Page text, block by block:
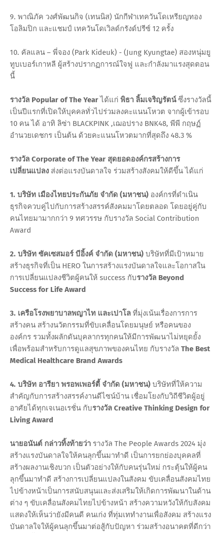
9. พาณิภัค วงศ์พัฒนกิจ (เทนนิส) นักกีฬาเทควันโดเหรียญทอง
โอลิมปิก และแชมป์ เทควันโดเวิลด์กรังด์ปรีซ์ 12 ครั้ง
10. คัลแลน – พี่จอง (Park Kideuk) - (Jung Kyungtae) สองหนุ่มยู
ทูบเบอร์เกาหลี ผู้สร้างปรากฏการณ์ใจฟู และกำลังมาแรงสุดตอน
นี้
รางวัล Popular of The Yearได้แก่ พิธา ลิ้มเจริญรัตน์ซึ่งรางวัลนี้
เป็นปีแรกที่เปิดให้บุคคลทั่วไปร่วมลงคะแนนโหวต จากผู้เข้ารอบ
10 คน ได้ อาทิ ลิซ่า BLACKPINK ,เฌอปราง BNK48, พีพี กฤษฏ์
อำนวยเดชกร เป็นต้น ด้วยคะแนนโหวตมากที่สุดถึง 48.3 %
รางวัล Corporate of The Year สุดยอดองค์กรสร้างการ
เปลี่ยนแปลง ส่งต่อแรงบันดาลใจ ร่วมสร้างสังคมให้ดีขึ้น ได้แก่
1. บริษัท เมืองไทยประกันภัย จำกัด (มหาชน) องค์กรที่ดำเนิน
ธุรกิจควบคู่ไปกับการสร้างสรรค์สังคมมาโดยตลอด โดยอยู่คู่กับ
คนไทยมามากกว่า 9 ทศวรรษ กับรางวัล Social Contribution
Award
2. บริษัท ซัคเซสมอร์ บีอิ้งค์ จำกัด (มหาชน) บริษัทที่มีเป้าหมาย
สร้างธุรกิจที่เป็น HERO ในการสร้างแรงบันดาลใจและโอกาสใน
การเปลี่ยนแปลงชีวิตผู้คนให้ success กับรางวัล Beyond
Success for Life Award
3. เครือโรงพยาบาลพญาไท และเปาโล ที่มุ่งเน้นเรื่องการการ
สร้างคน สร้างนวัตกรรมที่ขับเคลื่อนโดยมนุษย์ หรือคนของ
องค์กร รวมทั้งผลักดันบุคลากรทุกคนให้มีการพัฒนาไม่หยุดยั้ง
เพื่อพร้อมสำหรับการดูแลสุขภาพของคนไทย กับรางวัล The Best
Medical Healthcare Brand Awards
4. บริษัท อารียา พรอพเพอร์ตี้ จํากัด (มหาชน) บริษัทที่ให้ความ
สำคัญกับการสร้างสรรค์งานดีไซน์บ้าน เชื่อมโยงกับวิถีชีวิตผู้อยู่
อาศัยได้ทุกเจเนอเรชั่น กับรางวัล Creative Thinking Design for
Living Award
นายอนันต์ กล่าวทิ้งท้ายว่า รางวัล The People Awards 2024 มุ่ง
สร้างแรงบันดาลใจให้คนลุกขึ้นมาทำดี เป็นการยกย่องบุคคลที่
สร้างผลงานเชิงบวก เป็นตัวอย่างให้กับคนรุ่นใหม่ กระตุ้นให้ผู้คน
ลุกขึ้นมาทำดี สร้างการเปลี่ยนแปลงในสังคม ขับเคลื่อนสังคมไทย
ไปข้างหน้าเป็นการสนับสนุนและส่งเสริมให้เกิดการพัฒนาในด้าน
ต่าง ๆ ขับเคลื่อนสังคมไทยไปข้างหน้า สร้างความหวังให้กับสังคม
แสดงให้เห็นว่ายังมีคนดี คนเก่ง ที่ทุ่มเททำงานเพื่อสังคม สร้างแรง
บันดาลใจให้ผู้คนลุกขึ้นมาต่อสู้กับปัญหา ร่วมสร้างอนาคตที่ดีกว่า